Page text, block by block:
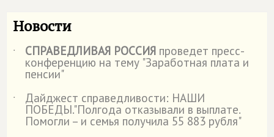
Новости
˙ СПРАВЕДЛИВАЯ РОССИЯ проведет пресс-
конференцию на тему "Заработная плата и
пенсии"
˙
Дайджест справедливости: НАШИ
ПОБЕДЫ."Полгода отказывали в выплате.
Помогли – и семья получила 55 883 рубля"